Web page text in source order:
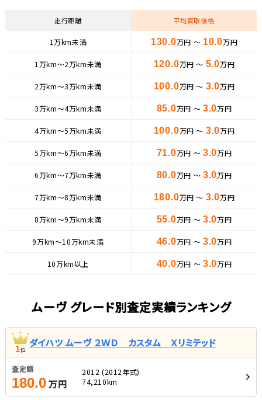
走行距離 平均買取価格
1万km未満 130.0万円 ～ 10.0万円
1万km〜2万km未満 120.0万円 ～ 5.0万円
2万km〜3万km未満 100.0万円 ～ 3.0万円
3万km〜4万km未満 85.0万円 ～ 3.0万円
4万km〜5万km未満 100.0万円 ～ 3.0万円
5万km〜6万km未満 71.0万円 ～ 3.0万円
6万km〜7万km未満 80.0万円 ～ 3.0万円
7万km〜8万km未満 180.0万円 ～ 3.0万円
8万km〜9万km未満 55.0万円 ～ 3.0万円
9万km〜10万km未満 46.0万円 ～ 3.0万円
10万km以上 40.0万円 ～ 3.0万円
ムーヴ グレード別査定実績ランキング
1位
ダイハツ ムーヴ ２ＷＤ カスタム Ｘリミテッド
査定額
180.0万円
2012 (2012年式)
74,210km